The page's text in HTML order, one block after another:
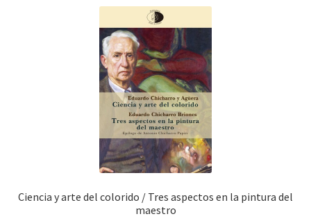
Ciencia y arte del colorido / Tres aspectos en la pintura del
maestro